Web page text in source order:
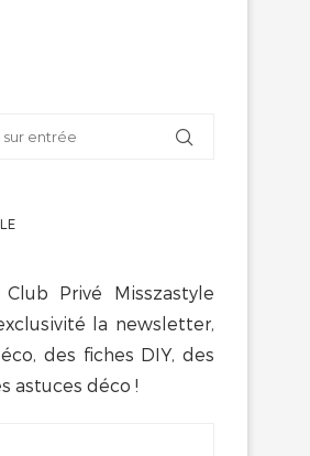
Privé Misszastyle
la newsletter,
des fiches DIY, des
astuces déco !